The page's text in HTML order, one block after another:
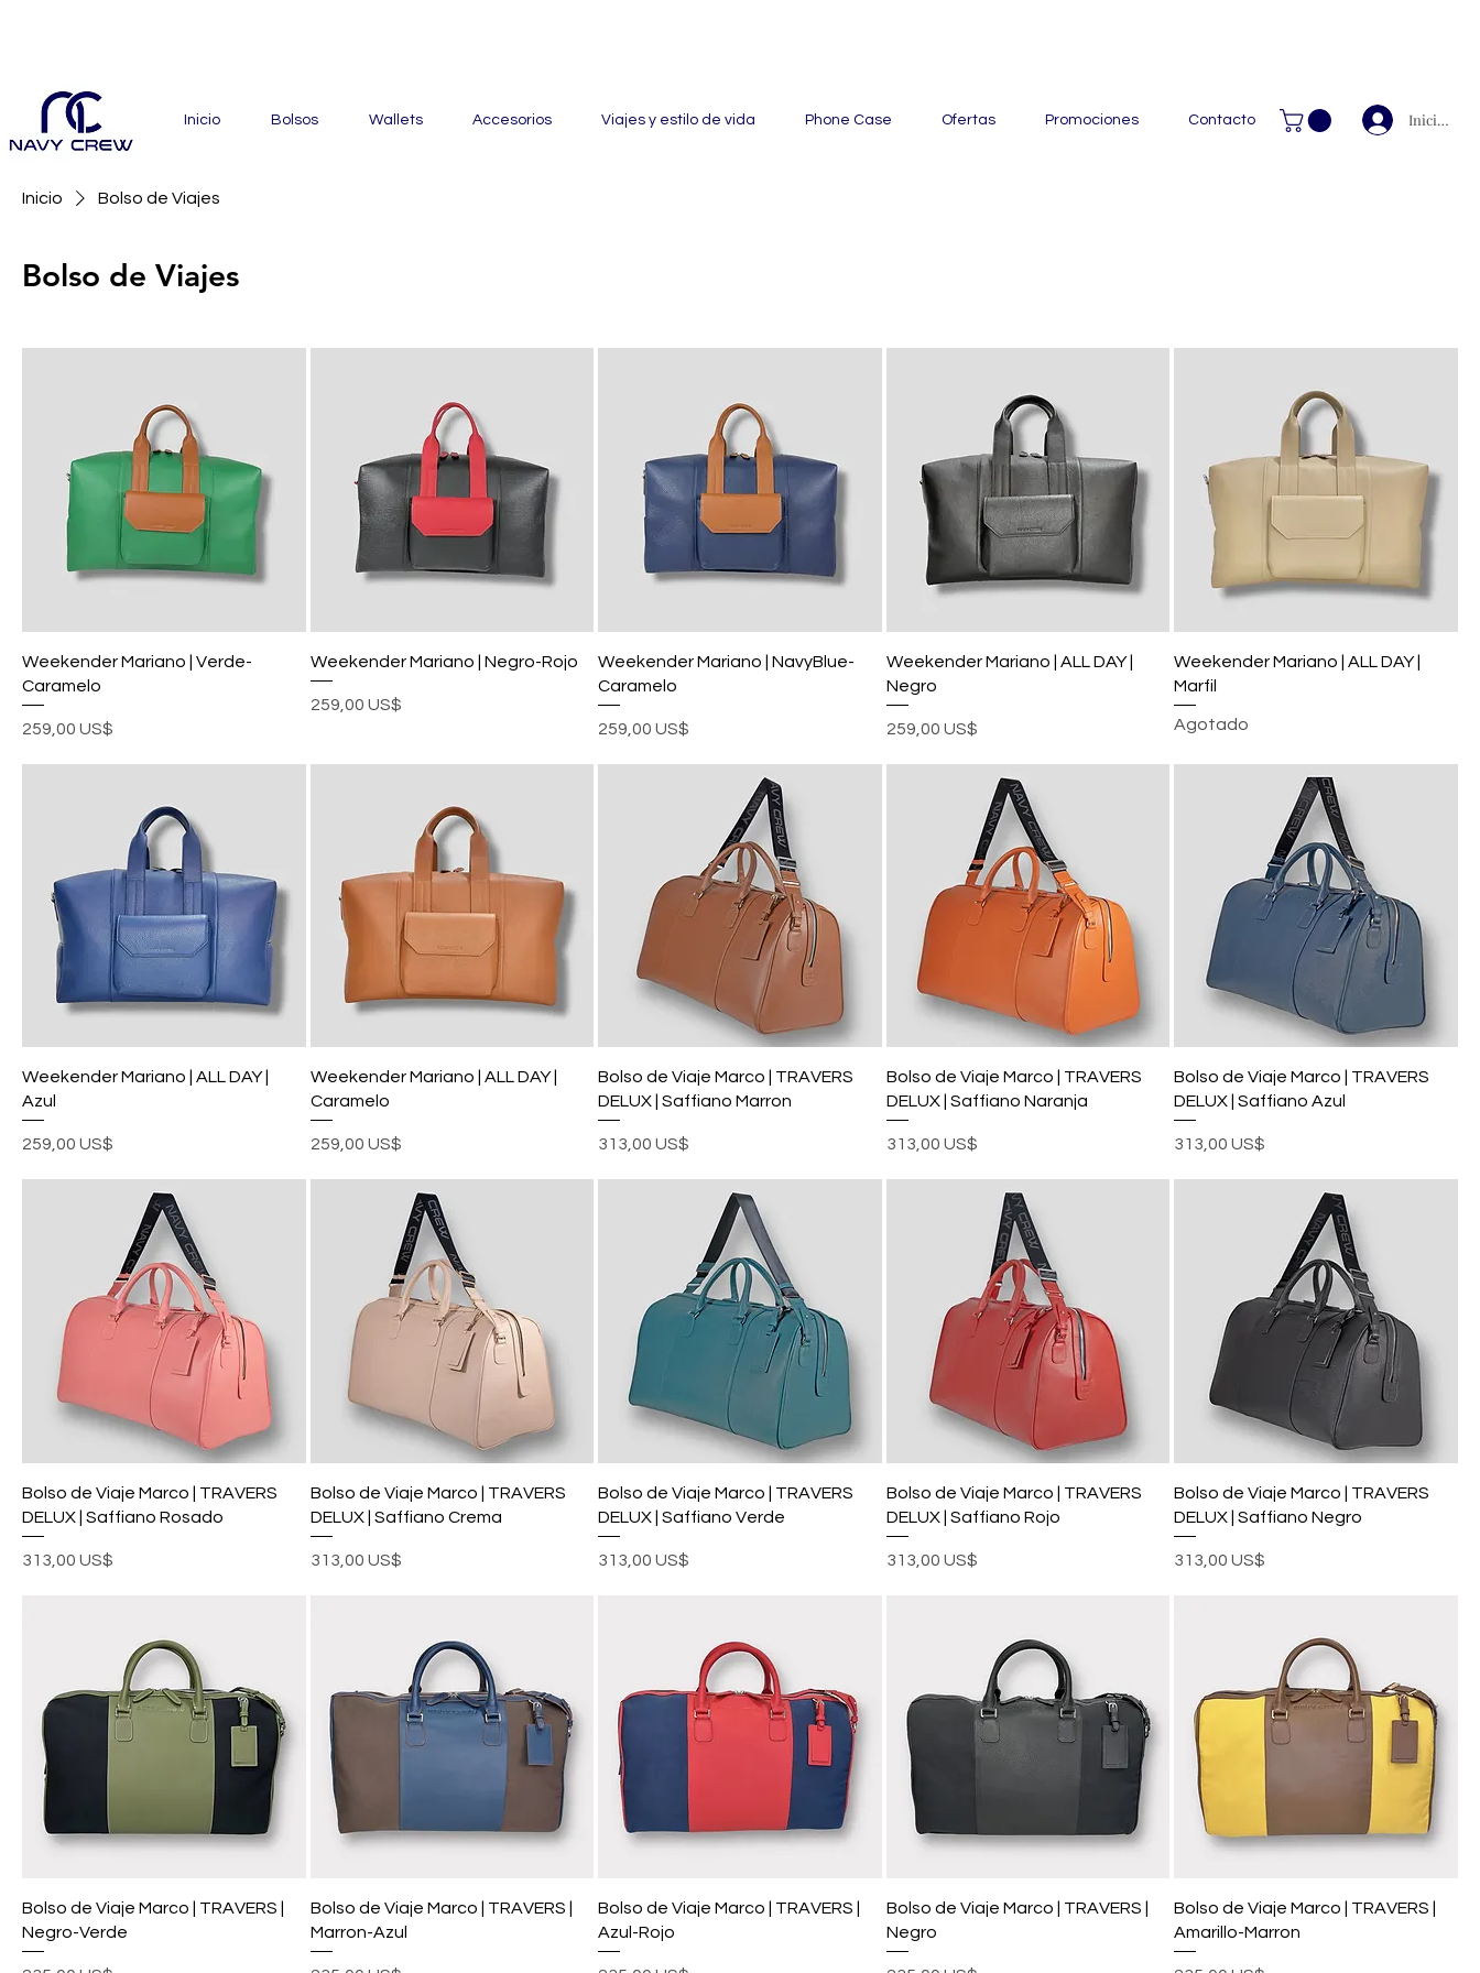
Inicio Bolsos Wallets Accesorios Viajes y estilo de vida Phone Case Ofertas Promociones Contacto Iniciar
Inicio Bolso de Viajes
Bolso de Viajes
Weekender Mariano | Verde-
Caramelo
Precio
259,00 US$
Weekender Mariano | Negro-Rojo
Precio
259,00 US$
Weekender Mariano | NavyBlue-
Caramelo
Precio
259,00 US$
Weekender Mariano | ALL DAY |
Negro
Precio
259,00 US$
Weekender Mariano | ALL DAY |
Marfil
Agotado
Weekender Mariano | ALL DAY |
Azul
Precio
259,00 US$
Weekender Mariano | ALL DAY |
Caramelo
Precio
259,00 US$
Bolso de Viaje Marco | TRAVERS
DELUX | Saffiano Marron
Precio
313,00 US$
Bolso de Viaje Marco | TRAVERS
DELUX | Saffiano Naranja
Precio
313,00 US$
Bolso de Viaje Marco | TRAVERS
DELUX | Saffiano Azul
Precio
313,00 US$
Bolso de Viaje Marco | TRAVERS
DELUX | Saffiano Rosado
Precio
313,00 US$
Bolso de Viaje Marco | TRAVERS
DELUX | Saffiano Crema
Precio
313,00 US$
Bolso de Viaje Marco | TRAVERS
DELUX | Saffiano Verde
Precio
313,00 US$
Bolso de Viaje Marco | TRAVERS
DELUX | Saffiano Rojo
Precio
313,00 US$
Bolso de Viaje Marco | TRAVERS
DELUX | Saffiano Negro
Precio
313,00 US$
Bolso de Viaje Marco | TRAVERS |
Negro-Verde
Bolso de Viaje Marco | TRAVERS |
Marron-Azul
Bolso de Viaje Marco | TRAVERS |
Azul-Rojo
Bolso de Viaje Marco | TRAVERS |
Negro
Bolso de Viaje Marco | TRAVERS |
Amarillo-Marron